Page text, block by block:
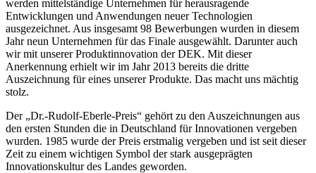
werden mittelständige Unternehmen für herausragende
Entwicklungen und Anwendungen neuer Technologien
ausgezeichnet. Aus insgesamt 98 Bewerbungen wurden in diesem
Jahr neun Unternehmen für das Finale ausgewählt. Darunter auch
wir mit unserer Produktinnovation der DEK. Mit dieser
Anerkennung erhielt wir im Jahr 2013 bereits die dritte
Auszeichnung für eines unserer Produkte. Das macht uns mächtig
stolz.
Der „Dr.-Rudolf-Eberle-Preis“ gehört zu den Auszeichnungen aus
den ersten Stunden die in Deutschland für Innovationen vergeben
wurden. 1985 wurde der Preis erstmalig vergeben und ist seit dieser
Zeit zu einem wichtigen Symbol der stark ausgeprägten
Innovationskultur des Landes geworden.